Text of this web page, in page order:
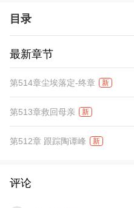
目录
最新章节
第514章尘埃落定-终章 新
第513章救回母亲 新
第512章 跟踪陶谭峰 新
评论